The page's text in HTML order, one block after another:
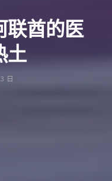
联酋的医
土
日